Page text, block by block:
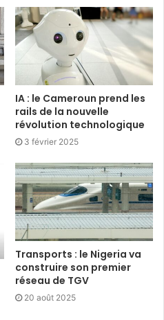
IA : le Cameroun prend les
rails de la nouvelle
révolution technologique
3 février 2025
Transports : le Nigeria va
construire son premier
réseau de TGV
20 août 2025